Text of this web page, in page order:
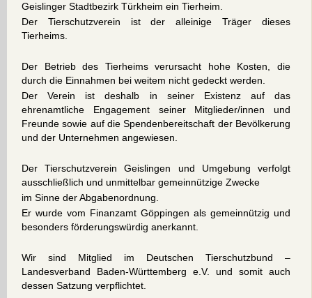
Geislinger Stadtbezirk Türkheim ein Tierheim.
Der Tierschutzverein ist der alleinige Träger dieses
Tierheims.
Der Betrieb des Tierheims verursacht hohe Kosten, die
durch die Einnahmen bei weitem nicht gedeckt werden.
Der Verein ist deshalb in seiner Existenz auf das
ehrenamtliche Engagement seiner Mitglieder/innen und
Freunde sowie auf die Spendenbereitschaft der Bevölkerung
und der Unternehmen angewiesen.
Der Tierschutzverein Geislingen und Umgebung verfolgt
ausschließlich und unmittelbar gemeinnützige Zwecke
im Sinne der Abgabenordnung.
Er wurde vom Finanzamt Göppingen als gemeinnützig und
besonders förderungswürdig anerkannt.
Wir sind Mitglied im Deutschen Tierschutzbund –
Landesverband Baden-Württemberg e.V. und somit auch
dessen Satzung verpflichtet.